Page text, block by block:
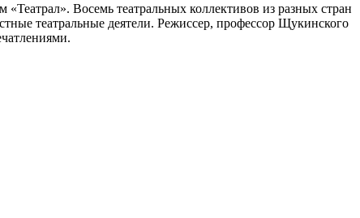
Восемь театральных коллективов из разных стран
театральные деятели. Режиссер, профессор Щукинского